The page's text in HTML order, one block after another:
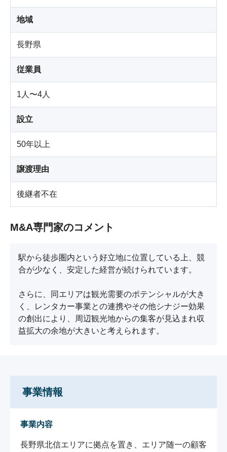
地域
長野県
従業員
1人〜4人
設立
50年以上
譲渡理由
後継者不在
M&A専門家のコメント
駅から徒歩圏内という好立地に位置している上、競
合が少なく、安定した経営が続けられています。
さらに、同エリアは観光需要のポテンシャルが大き
く、レンタカー事業との連携やその他シナジー効果
の創出により、周辺観光地からの集客が見込まれ収
益拡大の余地が大きいと考えられます。
事業情報
事業内容
長野県北信エリアに拠点を置き、エリア随一の顧客